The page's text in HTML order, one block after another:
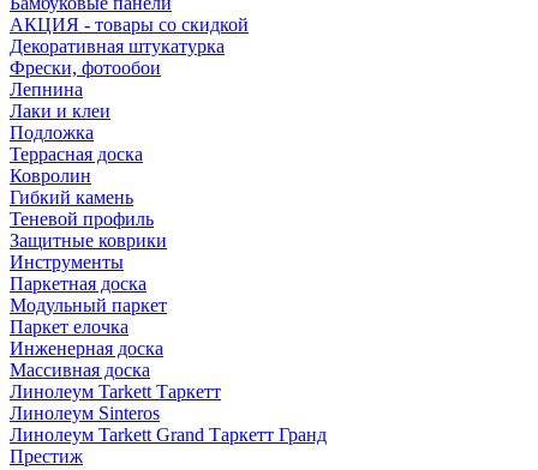
АКЦИЯ - товары со скидкой
Декоративная штукатурка
Фрески, фотообои
Лепнина
Лаки и клеи
Подложка
Террасная доска
Ковролин
Гибкий камень
Теневой профиль
Защитные коврики
Инструменты
Паркетная доска
Модульный паркет
Паркет елочка
Инженерная доска
Массивная доска
Линолеум Tarkett Таркетт
Линолеум Sinteros
Линолеум Tarkett Grand Таркетт Гранд
Престиж